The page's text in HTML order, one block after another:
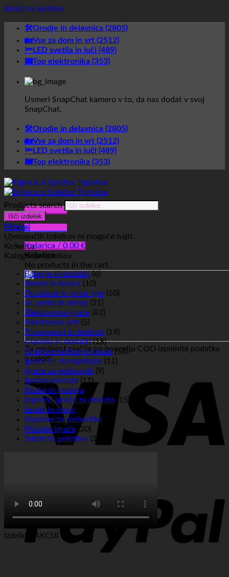
Skoči na vsebino
🛠️Orodje in delavnica (2805)
🏡Vse za dom in vrt (2512)
🔦LED svetila in luči (489)
📟Top elektronika (353)
Usmeri SnapChat kamero v to, da nas dodat v svoj
SnapChat.
🛠️Orodje in delavnica (2805)
🏡Vse za dom in vrt (2512)
🔦LED svetila in luči (489)
📟Top elektronika (353)
Glavni meni
Glavni meni
Košarica / 0,00 €
Košarica
No products in the cart.
Za možnost plačila po povzetju COD izpolnite podatke
v celoti.
Products search
Išči izdelek
Filtriraj
Ujemajočih izdelkov ni mogoče najti.
Košarica
Kategorije izdelkov
Baterije in dodatki (6)
Bazeni in baloni (10)
Družabne in vrtne igre (50)
El. vozila in skiroji (21)
Elektronske igrače (82)
Elektronski sefi (5)
Fotoaparati in telefoni (19)
Glasbila in dodatki (18)
Grafične tablice in pisala (58)
Igrače 3+ za najmlajše (11)
Igrače za peskovnik (9)
Igralne konzole (11)
Kocke in gradnja
Lepotne igrače za dekleta (15)
Letala in droni
Naprave za mehurčke
Plišaste igrače (20)
Šotori in pohištvo (16)
Izdelki v AKCIJI